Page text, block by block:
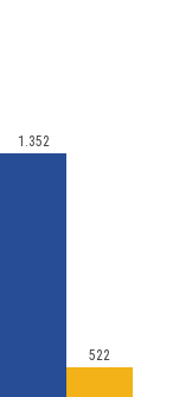
1.352
522